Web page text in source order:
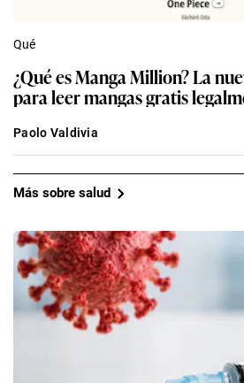
Qué
¿Qué es Manga Million? La
para leer mangas gratis
Paolo Valdivia
Más sobre salud